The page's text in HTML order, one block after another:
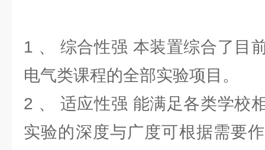
1 、 综合性强 本装置综合了目
电气类课程的全部实验项目。
2 、 适应性强 能满足各类学校
实验的深度与广度可根据需要